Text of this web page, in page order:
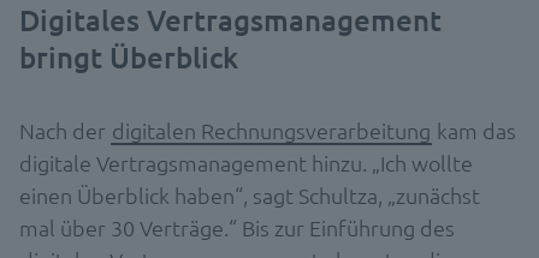
Digitales Vertragsmanagement
bringt Überblick
Nach der digitalen Rechnungsverarbeitung kam das
digitale Vertragsmanagement hinzu. „Ich wollte
einen Überblick haben“, sagt Schultza, „zunächst
mal über 30 Verträge.“ Bis zur Einführung des